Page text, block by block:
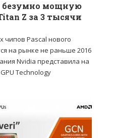
безумно мощную
Z за 3 тысячи
чипов Pascal нового
на рынке не раньше 2016
Nvidia представила на
Technology